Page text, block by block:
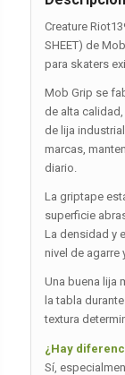
Creature
SHEET) de
para skaters
Mob Grip se
de alta
de lija
marcas,
diario.
La griptape
superficie
La densidad y
nivel de agarre
Una buena lija
la tabla
textura
¿Hay
Sí,